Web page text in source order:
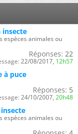
espèces animales ou
Réponses: 22
22/08/2017, 12h57
à puce
Réponses: 5
24/10/2007, 20h48
espèces animales ou